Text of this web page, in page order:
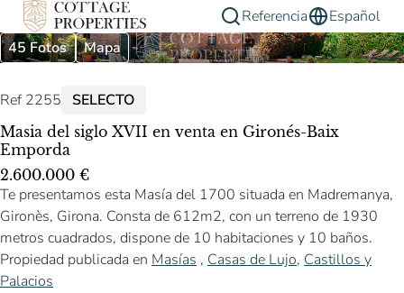
Referencia
Español
45 Fotos
Mapa
Ref 2255 SELECTO
Masia del siglo XVII en venta en Gironés-Baix
Emporda
2.600.000 €
Te presentamos esta Masía del 1700 situada en Madremanya,
Gironès, Girona. Consta de 612m2, con un terreno de 1930
metros cuadrados, dispone de 10 habitaciones y 10 baños.
Propiedad publicada en Masías , Casas de Lujo, Castillos y
Palacios